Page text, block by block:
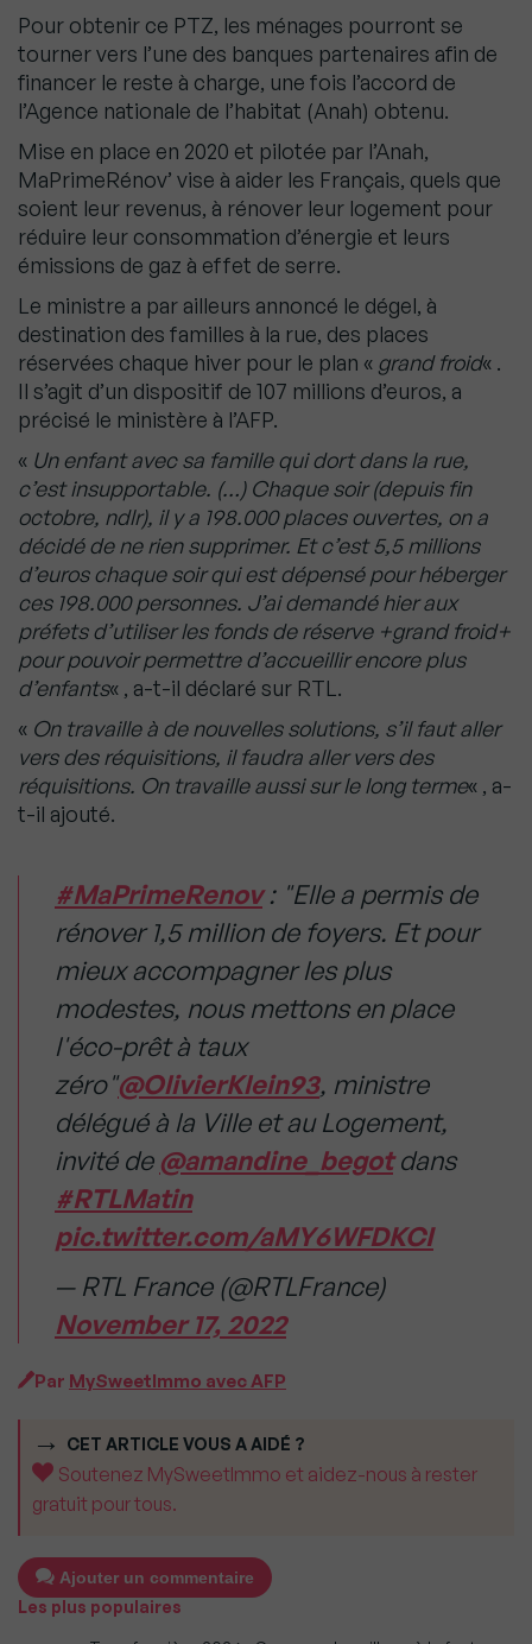
Pour obtenir ce PTZ, les ménages pourront se
tourner vers l’une des banques partenaires afin de
financer le reste à charge, une fois l’accord de
l’Agence nationale de l’habitat (Anah) obtenu.
Mise en place en 2020 et pilotée par l’Anah,
MaPrimeRénov’ vise à aider les Français, quels que
soient leur revenus, à rénover leur logement pour
réduire leur consommation d’énergie et leurs
émissions de gaz à effet de serre.
Le ministre a par ailleurs annoncé le dégel, à
destination des familles à la rue, des places
réservées chaque hiver pour le plan « grand froid« .
Il s’agit d’un dispositif de 107 millions d’euros, a
précisé le ministère à l’AFP.
« Un enfant avec sa famille qui dort dans la rue,
c’est insupportable. (…) Chaque soir (depuis fin
octobre, ndlr), il y a 198.000 places ouvertes, on a
décidé de ne rien supprimer. Et c’est 5,5 millions
d’euros chaque soir qui est dépensé pour héberger
ces 198.000 personnes. J’ai demandé hier aux
préfets d’utiliser les fonds de réserve +grand froid+
pour pouvoir permettre d’accueillir encore plus
d’enfants« , a-t-il déclaré sur RTL.
« On travaille à de nouvelles solutions, s’il faut aller
vers des réquisitions, il faudra aller vers des
réquisitions. On travaille aussi sur le long terme« , a-
t-il ajouté.
#MaPrimeRenov: "Elle a permis de
rénover 1,5 million de foyers. Et pour
mieux accompagner les plus
modestes, nous mettons en place
l'éco-prêt à taux
zéro"@OlivierKlein93, ministre
délégué à la Ville et au Logement,
invité de @amandine_begotdans
#RTLMatin
pic.twitter.com/aMY6WFDKCI
— RTL France (@RTLFrance)
November 17, 2022
Par MySweetImmo avec AFP
CET ARTICLE VOUS A AIDÉ ?
Soutenez MySweetImmo et aidez-nous à rester
gratuit pour tous.
Ajouter un commentaire
Les plus populaires